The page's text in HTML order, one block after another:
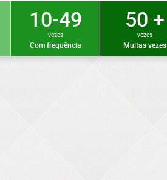
10-49
vezes
Com frequência
50 +
vezes
Muitas vezes